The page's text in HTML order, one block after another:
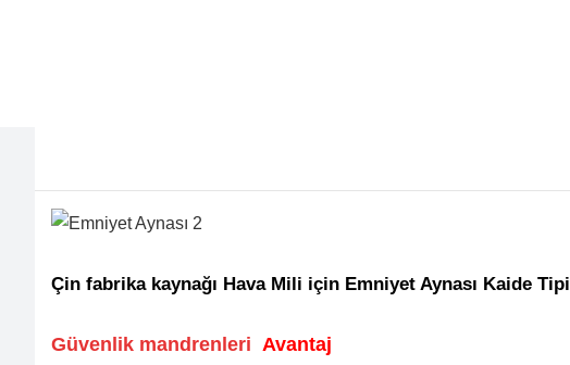
Çin fabrika kaynağı Hava Mili için Emniyet Aynası Kaide Tipi
Güvenlik mandrenleri Avantaj